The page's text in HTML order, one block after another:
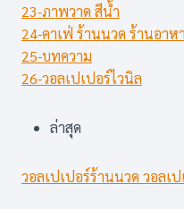
23-ภาพวาด สีน้ำ
24-คาเฟ่ ร้านนวด ร้านอาห
25-บทความ
26-วอลเปเปอร์ไวนิล
ล่าสุด
วอลเปเปอร์ร้านนวด วอล